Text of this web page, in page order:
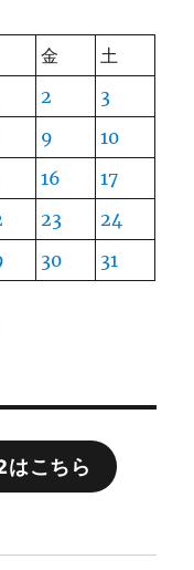
金
土
2
3
9
10
16
17
23
24
30 31
こちら